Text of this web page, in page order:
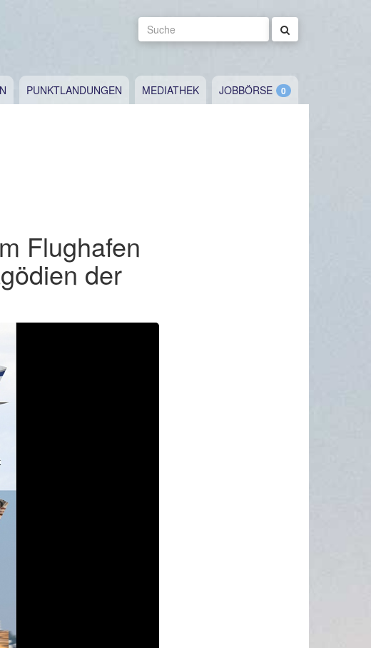
Suche
PUNKTLANDUNGEN MEDIATHEK JOBBÖRSE
Flughafen
der